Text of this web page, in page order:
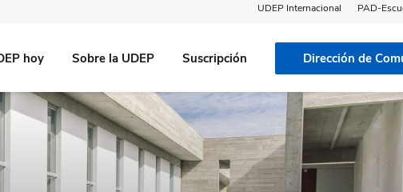
UDEP Internacional PAD-
hoy Sobre la UDEP Suscripción Dirección de